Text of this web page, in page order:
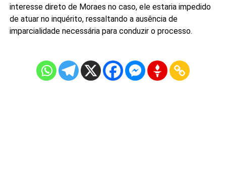
interesse direto de Moraes no caso, ele estaria impedido
de atuar no inquérito, ressaltando a ausência de
imparcialidade necessária para conduzir o processo.